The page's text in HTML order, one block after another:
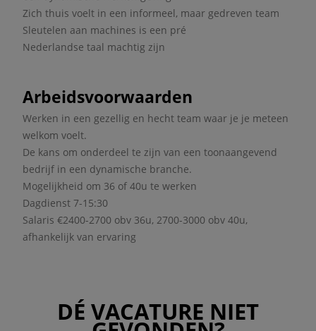
Zich thuis voelt in een informeel, maar gedreven team
Sleutelen aan machines is een pré
Nederlandse taal machtig zijn
Arbeidsvoorwaarden
Werken in een gezellig en hecht team waar je je meteen
welkom voelt.
De kans om onderdeel te zijn van een toonaangevend
bedrijf in een dynamische branche.
Mogelijkheid om 36 of 40u te werken
Dagdienst 7-15:30
Salaris €2400-2700 obv 36u, 2700-3000 obv 40u,
afhankelijk van ervaring
DÉ VACATURE NIET